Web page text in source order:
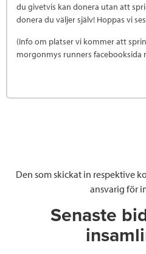
du givetvis kan donera utan att
donera du väljer själv! Hoppas vi
(Info om platser vi kommer att
morgonmys runners facebooksida
Den som skickat in respektive
ansvarig för
Senaste